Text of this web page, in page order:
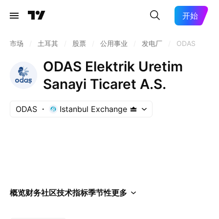
开始
市场 土耳其 股票 公用事业 发电厂 ODAS
ODAS Elektrik Uretim
Sanayi Ticaret A.S.
ODAS Istanbul Exchange
概览财务社区技术指标季节性更多